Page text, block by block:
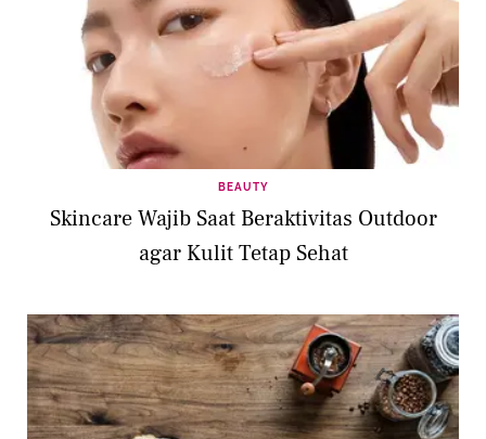
BEAUTY
Skincare Wajib Saat Beraktivitas Outdoor
agar Kulit Tetap Sehat